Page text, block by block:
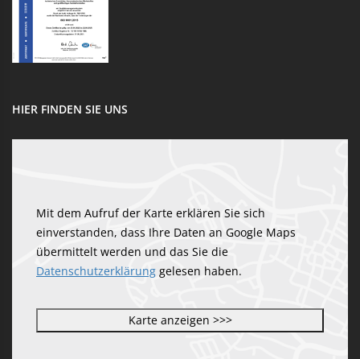
HIER FINDEN SIE UNS
Mit dem Aufruf der Karte erklären Sie sich
einverstanden, dass Ihre Daten an Google Maps
übermittelt werden und das Sie die
Datenschutzerklärung gelesen haben.